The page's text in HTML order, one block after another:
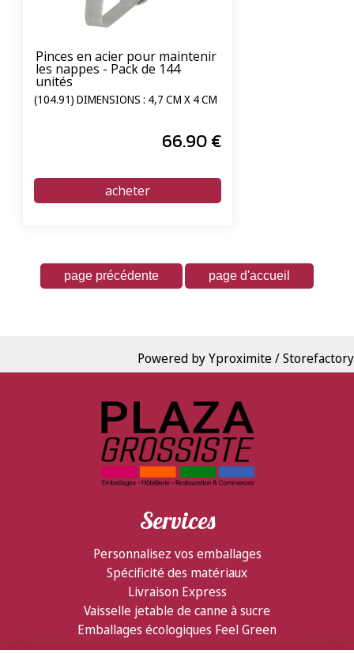
Pinces en acier pour maintenir
les nappes - Pack de 144
unités
(104.91) DIMENSIONS : 4,7 CM X 4 CM
66.90€
Powered by Yproximite / Storefactory
Services
Personnalisez vos emballages
Spécificité des matériaux
Livraison Express
Vaisselle jetable de canne à sucre
Emballages écologiques Feel Green